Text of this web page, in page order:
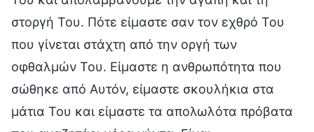
στοργή Του. Πότε είμαστε σαν τον εχθρό Του
που γίνεται στάχτη από την οργή των
οφθαλμών Του. Είμαστε η ανθρωπότητα που
σώθηκε από Αυτόν, είμαστε σκουλήκια στα
μάτια Του και είμαστε τα απολωλότα πρόβατα